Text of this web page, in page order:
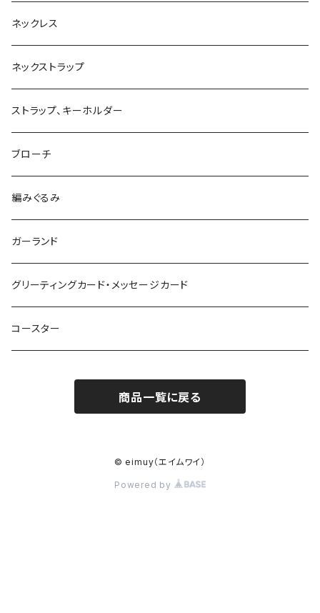
ネックレス
ネックストラップ
ストラップ、キーホルダー
ブローチ
編みぐるみ
ガーランド
グリーティングカード・メッセージカード
コースター
商品一覧に戻る
© eimuy（エイムワイ）
Powered by